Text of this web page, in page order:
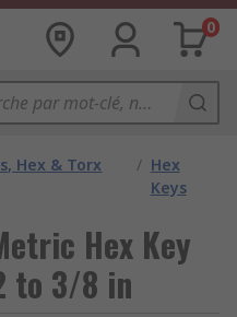
0
Hex & Torx
/ Hex
Keys
Hex Key
to 3/8 in